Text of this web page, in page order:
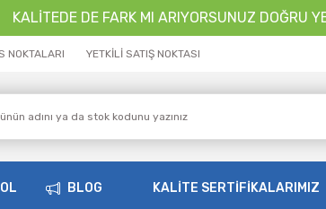
KALİTEDE DE FARK MI ARIYORSUNUZ DOĞRU
NOKTALARI YETKİLİ SATIŞ NOKTASI
BLOG KALİTE SERTİFİKALARIMIZ